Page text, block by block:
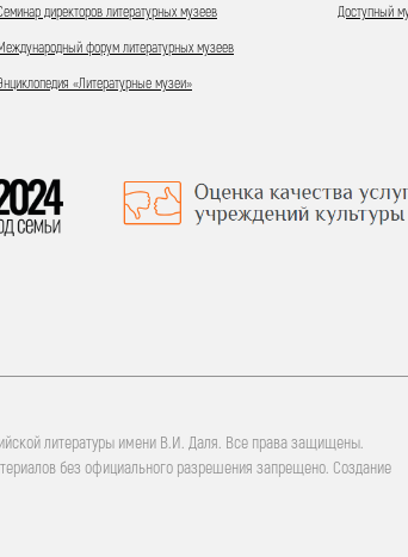
директоров литературных музеев
форум литературных музеев
«Литературные музеи»
Доступный
литературы имени В.И. Даля. Все права защищены.
без официального разрешения запрещено. Создание